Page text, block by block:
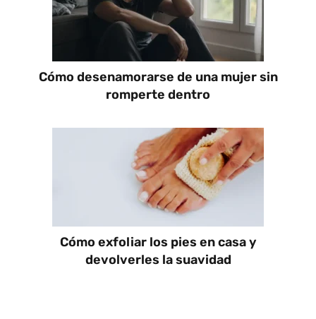
Cómo desenamorarse de una mujer sin
romperte dentro
Cómo exfoliar los pies en casa y
devolverles la suavidad